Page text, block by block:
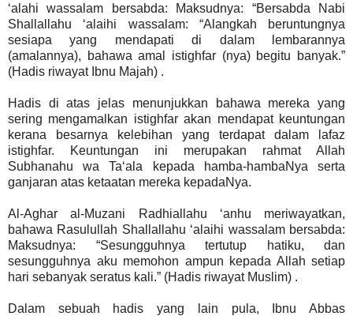
‘alahi wassalam bersabda: Maksudnya: “Bersabda Nabi
Shallallahu ‘alaihi wassalam: “Alangkah beruntungnya
sesiapa yang mendapati di dalam lembarannya
(amalannya), bahawa amal istighfar (nya) begitu banyak.”
(Hadis riwayat Ibnu Majah) .
Hadis di atas jelas menunjukkan bahawa mereka yang
sering mengamalkan istighfar akan mendapat keuntungan
kerana besarnya kelebihan yang terdapat dalam lafaz
istighfar. Keuntungan ini merupakan rahmat Allah
Subhanahu wa Ta‘ala kepada hamba-hambaNya serta
ganjaran atas ketaatan mereka kepadaNya.
Al-Aghar al-Muzani Radhiallahu ‘anhu meriwayatkan,
bahawa Rasulullah Shallallahu ‘alaihi wassalam bersabda:
Maksudnya: “Sesungguhnya tertutup hatiku, dan
sesungguhnya aku memohon ampun kepada Allah setiap
hari sebanyak seratus kali.” (Hadis riwayat Muslim) .
Dalam sebuah hadis yang lain pula, Ibnu Abbas